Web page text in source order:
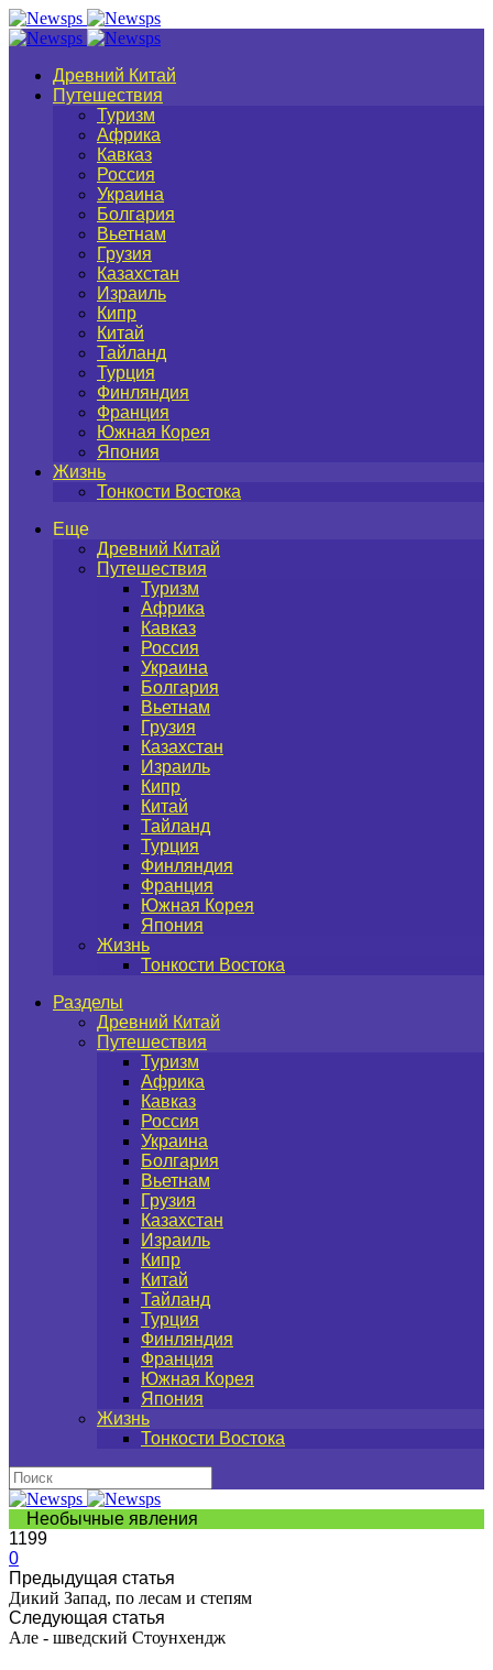
Древний Китай
Путешествия
Туризм
Африка
Кавказ
Россия
Украина
Болгария
Вьетнам
Грузия
Казахстан
Израиль
Кипр
Китай
Тайланд
Турция
Финляндия
Франция
Южная Корея
Япония
Жизнь
Тонкости Востока
Еще
Древний Китай
Путешествия
Туризм
Африка
Кавказ
Россия
Украина
Болгария
Вьетнам
Грузия
Казахстан
Израиль
Кипр
Китай
Тайланд
Турция
Финляндия
Франция
Южная Корея
Япония
Жизнь
Тонкости Востока
Разделы
Древний Китай
Путешествия
Туризм
Африка
Кавказ
Россия
Украина
Болгария
Вьетнам
Грузия
Казахстан
Израиль
Кипр
Китай
Тайланд
Турция
Финляндия
Франция
Южная Корея
Япония
Жизнь
Тонкости Востока
Необычные явления
1199
0
Предыдущая статья
Дикий Запад, по лесам и степям
Следующая статья
Але - шведский Стоунхендж